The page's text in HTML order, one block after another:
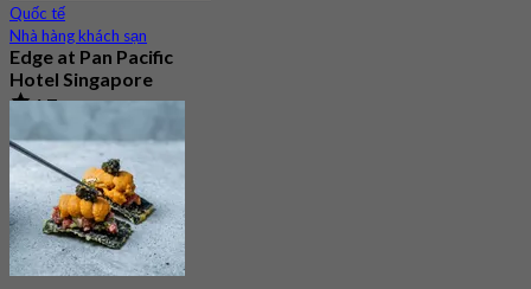
Quốc tế
Nhà hàng khách sạn
Edge at Pan Pacific
Hotel Singapore
4.7
3K Đã đặt chỗ
TừS$ 73